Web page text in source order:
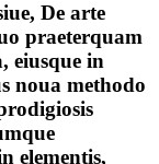
De arte
praeterquam
eiusque in
noua methodo
elementis,